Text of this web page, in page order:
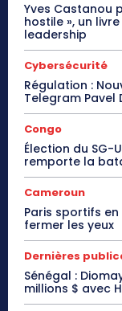
Yves Castanou
hostile », un
leadership
Cybersécurité
Régulation :
Telegram Pavel
Congo
Élection du SG-
remporte la
Cameroun
Paris sportifs
fermer les yeux
Dernières
Sénégal :
millions $ avec